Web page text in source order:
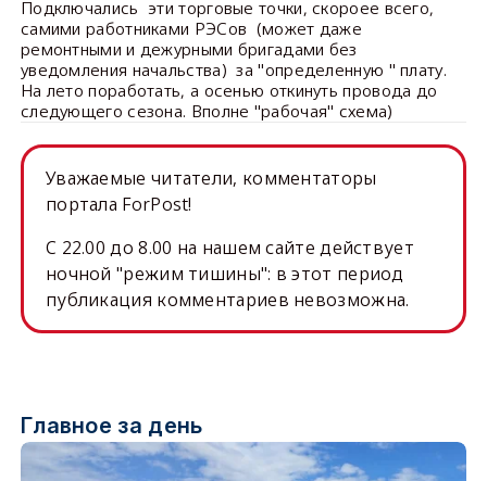
Подключались эти торговые точки, скороее всего,
самими работниками РЭСов (может даже
ремонтными и дежурными бригадами без
уведомления начальства) за "определенную " плату.
На лето поработать, а осенью откинуть провода до
следующего сезона. Вполне "рабочая" схема)
Уважаемые читатели, комментаторы
портала ForPost!
C 22.00 до 8.00 на нашем сайте действует
ночной "режим тишины": в этот период
публикация комментариев невозможна.
Главное за день